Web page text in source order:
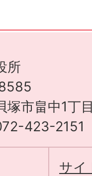
所
塚市畠中1丁
423-2151
サイ